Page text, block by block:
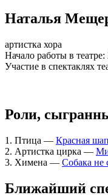
Наталья
артистка хора
Начало работы в театре:
Участие в спектаклях
Роли,
1. Птица — Красная
2. Артистка цирка —
3. Химена — Собака не
Ближайший